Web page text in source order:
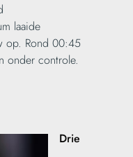
laaide
op. Rond 00:45
onder controle.
Drie